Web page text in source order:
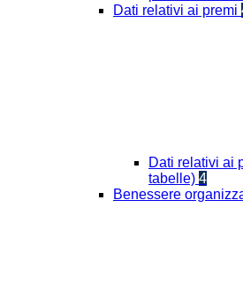
Dati relativi ai premi
Dati relativi ai
tabelle) 4
Benessere